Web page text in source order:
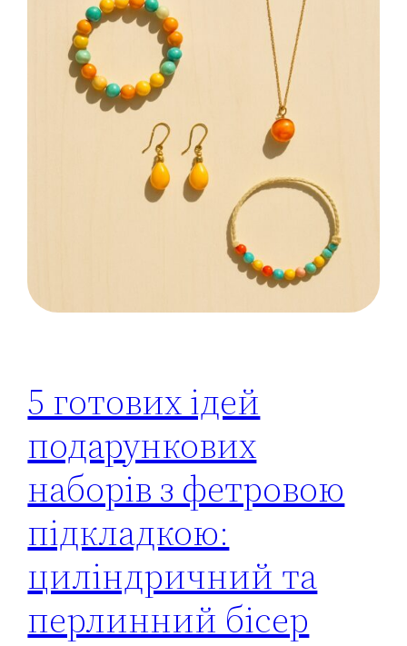
5 готових ідей
подарункових
наборів з фетровою
підкладкою:
циліндричний та
перлинний бісер